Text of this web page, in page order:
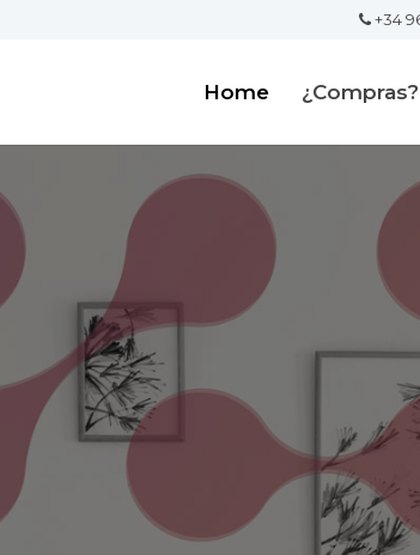
+34
Home ¿Compras?